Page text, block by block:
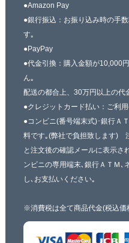
●Amazon Pay
●銀行振込：お振り込み時の手
す｡
●PayPay
●代金引換：購入金額が10,000
ん｡
配送の都合上、30万円以上の代
●クレジットカード払い：ご利
●コンビニ(番号端末式)･銀行Ａ
料です｡(弊社で負担致します)
と注文後の確認メールに表示さ
ンビニの専用端末､銀行ＡＴＭ､
し､お支払いください｡
※消費税は全て商品代金(税込価